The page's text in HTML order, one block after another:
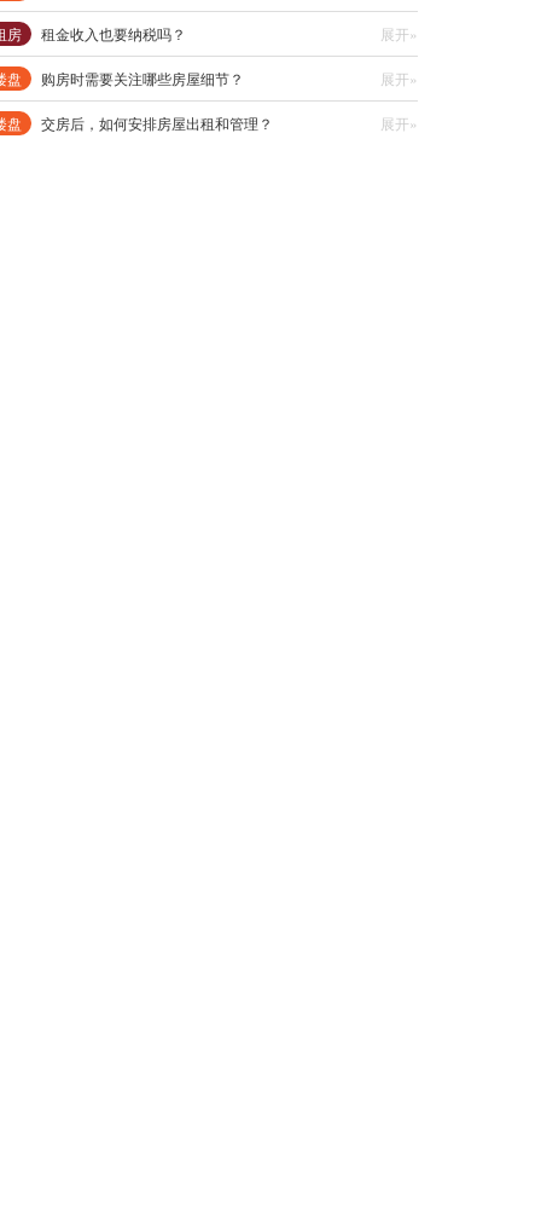
房 租金收入也要纳税吗？ 展开»
盘 购房时需要关注哪些房屋细节？ 展开»
盘 交房后，如何安排房屋出租和管理？ 展开»